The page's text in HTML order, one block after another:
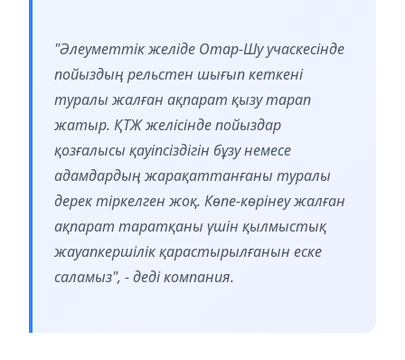
"Әлеуметтік желіде Отар-Шу учаскесінде
пойыздың рельстен шығып кеткені
туралы жалған ақпарат қызу тарап
жатыр. ҚТЖ желісінде пойыздар
қозғалысы қауіпсіздігін бұзу немесе
адамдардың жарақаттанғаны туралы
дерек тіркелген жоқ. Көпе-көрінеу жалған
ақпарат таратқаны үшін қылмыстық
жауапкершілік қарастырылғанын еске
саламыз", - деді компания.